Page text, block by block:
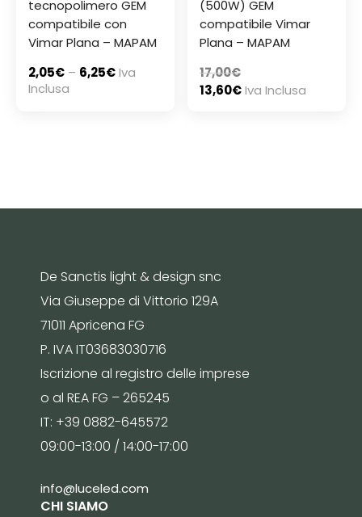
tecnopolimero GEM
compatibile con
Vimar Plana – MAPAM
2,05€ – 6,25€Iva
Inclusa
(500W) GEM
compatibile Vimar
Plana – MAPAM
17,00€
13,60€Iva Inclusa
De Sanctis light & design snc
Via Giuseppe di Vittorio 129A
71011 Apricena FG
P. IVA IT03683030716
Iscrizione al registro delle imprese
o al REA FG – 265245
IT: +39 0882-645572
09:00-13:00 / 14:00-17:00
info@luceled.com
CHI SIAMO